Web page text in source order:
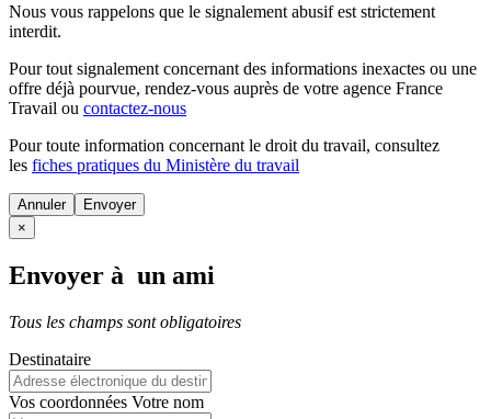
Nous vous rappelons que le signalement abusif est strictement
interdit.
Pour tout signalement concernant des informations inexactes ou une
offre déjà pourvue, rendez-vous auprès de votre agence France
Travail ou contactez-nous
Pour toute information concernant le droit du travail, consultez
les fiches pratiques du Ministère du travail
Annuler
×
Envoyer à un ami
Tous les champs sont obligatoires
Destinataire
Vos coordonnées Votre nom